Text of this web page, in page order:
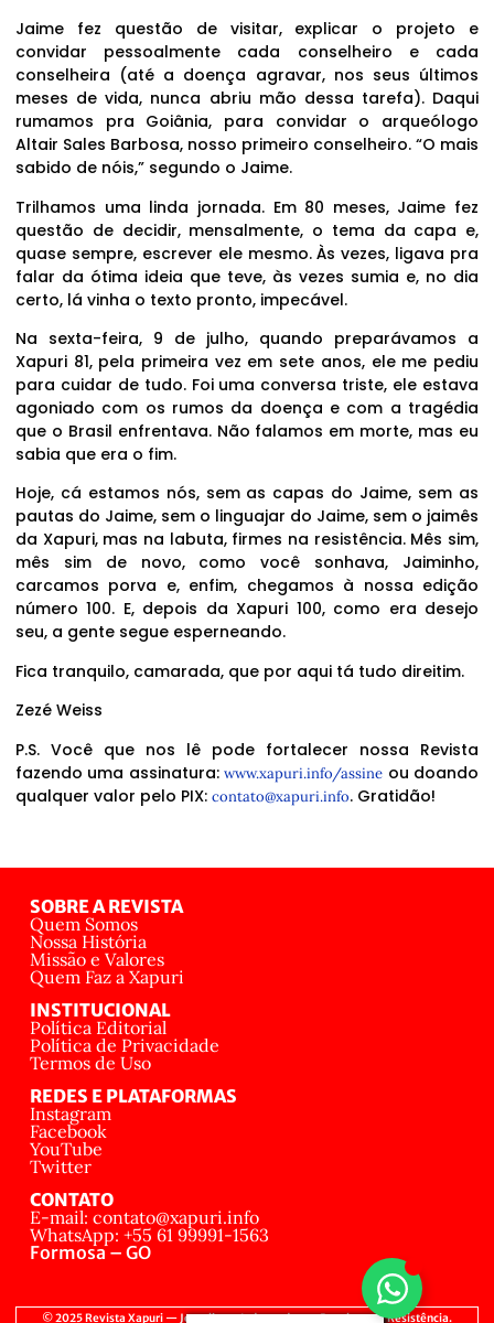
Jaime fez questão de visitar, explicar o projeto e
convidar pessoalmente cada conselheiro e cada
conselheira (até a doença agravar, nos seus últimos
meses de vida, nunca abriu mão dessa tarefa). Daqui
rumamos pra Goiânia, para convidar o arqueólogo
Altair Sales Barbosa, nosso primeiro conselheiro. “O mais
sabido de nóis,” segundo o Jaime.
Trilhamos uma linda jornada. Em 80 meses, Jaime fez
questão de decidir, mensalmente, o tema da capa e,
quase sempre, escrever ele mesmo. Às vezes, ligava pra
falar da ótima ideia que teve, às vezes sumia e, no dia
certo, lá vinha o texto pronto, impecável.
Na sexta-feira, 9 de julho, quando preparávamos a
Xapuri 81, pela primeira vez em sete anos, ele me pediu
para cuidar de tudo. Foi uma conversa triste, ele estava
agoniado com os rumos da doença e com a tragédia
que o Brasil enfrentava. Não falamos em morte, mas eu
sabia que era o fim.
Hoje, cá estamos nós, sem as capas do Jaime, sem as
pautas do Jaime, sem o linguajar do Jaime, sem o jaimês
da Xapuri, mas na labuta, firmes na resistência. Mês sim,
mês sim de novo, como você sonhava, Jaiminho,
carcamos porva e, enfim, chegamos à nossa edição
número 100. E, depois da Xapuri 100, como era desejo
seu, a gente segue esperneando.
Fica tranquilo, camarada, que por aqui tá tudo direitim.
Zezé Weiss
P.S. Você que nos lê pode fortalecer nossa Revista
fazendo uma assinatura:www.xapuri.info/assine ou doando
qualquer valor pelo PIX: contato@xapuri.info. Gratidão!
SOBRE A REVISTA
Quem Somos
Nossa História
Missão e Valores
Quem Faz a Xapuri
INSTITUCIONAL
Política Editorial
Política de Privacidade
Termos de Uso
REDES E PLATAFORMAS
Instagram
Facebook
YouTube
Twitter
CONTATO
E-mail: contato@xapuri.info
WhatsApp: +55 61 99991-1563
Formosa – GO
© 2025 Revista Xapuri — Jornalismo Independente, Popular e de Resistência.